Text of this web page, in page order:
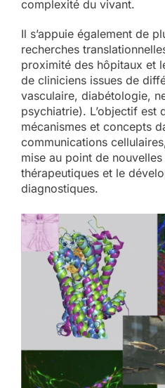
complexité du vivant.
Il s’appuie également de
recherches
proximité des hôpitaux et
de cliniciens issues de
vasculaire, diabétologie,
psychiatrie). L’objectif est
mécanismes et concepts
communications
mise au point de
thérapeutiques et le
diagnostiques.